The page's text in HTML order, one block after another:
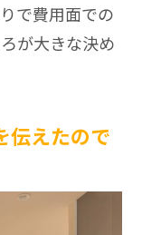
で費用面での
が大きな決め
伝えたので